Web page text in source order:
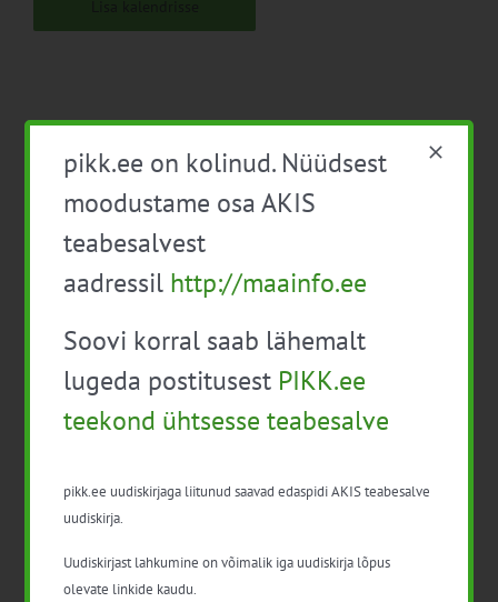
Facebook
X LinkedIn
Email
ettevõtete külastus
taimekasvatus”
Detailid
pikk.ee on kolinud. Nüüdsest
moodustame osa AKIS
teabesalvest
aadressil http://maainfo.ee
Soovi korral saab lähemalt
lugeda postitusest PIKK.ee
teekond ühtsesse teabesalve
pikk.ee uudiskirjaga liitunud saavad edaspidi AKIS teabesalve
uudiskirja.
Uudiskirjast lahkumine on võimalik iga uudiskirja lõpus
olevate linkide kaudu.